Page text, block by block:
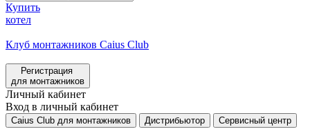
Купить
котел
Клуб монтажников Caius Club
Регистрация
для монтажников
Личный кабинет
Вход в личный кабинет
Caius Club для монтажников Дистрибьютор Сервисный центр